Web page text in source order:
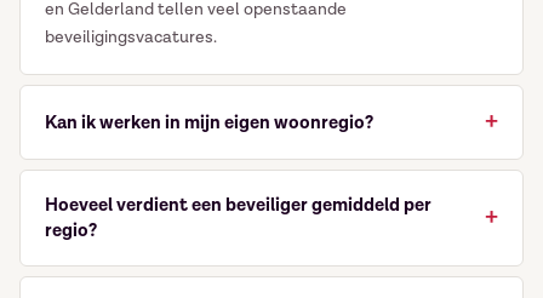
en Gelderland tellen veel openstaande
beveiligingsvacatures.
Kan ik werken in mijn eigen woonregio?
dichtbij te zien. Veel beveiligingsbedrijven werken regionaal
en geven voorrang aan lokale kandidaten.
Hoeveel verdient een beveiliger gemiddeld per
regio?
Particuliere Beveiliging: 14 tot 22 euro per uur naar
je mailbox
Naam
E-mailadres*